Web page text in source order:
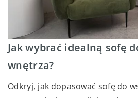
Jak wybrać idealną sofę
wnętrza?
Odkryj, jak dopasować sofę do